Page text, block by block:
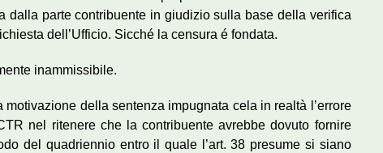
dalla parte contribuente in giudizio sulla base della verifica
dell’Ufficio. Sicché la censura é fondata.
inammissibile.
della sentenza impugnata cela in realtà l’errore
nel ritenere che la contribuente avrebbe dovuto fornire
del quadriennio entro il quale l’art. 38 presume si siano